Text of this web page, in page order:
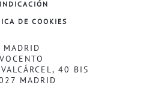
DE COOKIES
MADRID
VOCENTO
40 BIS
MADRID